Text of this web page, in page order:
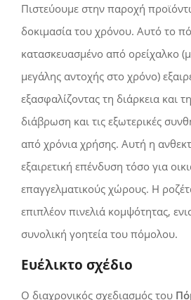
Πιστεύουμε στην παροχή
δοκιμασία του χρόνου. Αυτό το
κατασκευασμένο από ορείχαλκο
μεγάλης αντοχής στο χρόνο)
εξασφαλίζοντας τη διάρκεια και
διάβρωση και τις εξωτερικές
από χρόνια χρήσης. Αυτή η
εξαιρετική επένδυση τόσο για
επαγγελματικούς χώρους. Η
επιπλέον πινελιά κομψότητας,
συνολική γοητεία του πόμολου.
Ευέλικτο σχέδιο
Ο διαχρονικός σχεδιασμός του